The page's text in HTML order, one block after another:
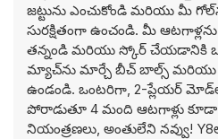
జట్టును ఎంచుకోండి మరియు మీ
సురక్షితంగా ఉంచండి. మీ
తన్నండి మరియు స్కోర్ చేయడానికి
మ్యాచ్‌ను మార్చే బీచ్ బాల్స్ మరియు
ఉండండి. ఒంటరిగా, 2-ప్లేయర్
పోరాడుతూ 4 మంది ఆటగాళ్లు
నియంత్రణలు, అంతులేని నవ్వు!